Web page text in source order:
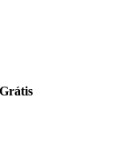
Grátis